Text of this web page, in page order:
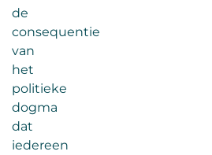
de
consequentie
van
het
politieke
dogma
dat
iedereen